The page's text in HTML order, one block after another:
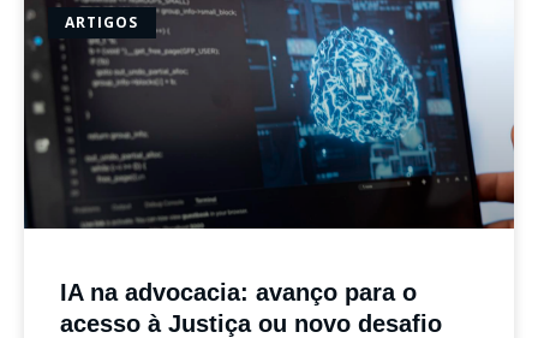
ARTIGOS
IA na advocacia: avanço para o
acesso à Justiça ou novo desafio